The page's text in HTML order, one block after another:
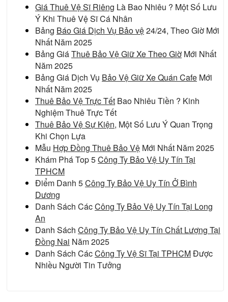
Giá Thuê Vệ Sĩ Riêng Là Bao Nhiêu ? Một Số Lưu
Ý Khi Thuê Vệ Sĩ Cá Nhân
Bảng Báo Giá Dịch Vụ Bảo vệ24/24, Theo Giờ Mới
Nhất Năm 2025
Bảng GiáThuê Bảo Vệ Giữ Xe Theo Giờ Mới Nhất
Năm 2025
Bảng Giá Dịch Vụ Bảo Vệ Giữ Xe Quán Cafe Mới
Nhất Năm 2025
Thuê Bảo Vệ Trực Tết Bao Nhiêu Tiền ? Kinh
Nghiệm Thuê Trực Tết
Thuê Bảo Vệ Sự Kiện, Một Số Lưu Ý Quan Trọng
Khi Chọn Lựa
Mẫu Hợp Đồng Thuê Bảo Vệ Mới Nhất Năm 2025
Khám Phá Top 5Công Ty Bảo Vệ Uy Tín Tại
TPHCM
Điểm Danh 5Công Ty Bảo Vệ Uy Tín Ở Bình
Dương
Danh Sách CácCông Ty Bảo Vệ Uy Tín Tại Long
An
Danh Sách Công Ty Bảo Vệ Uy Tín Chất Lượng Tại
Đồng Nai Năm 2025
Danh Sách CácCông Ty Vệ Sĩ Tại TPHCMĐược
Nhiều Người Tin Tưởng